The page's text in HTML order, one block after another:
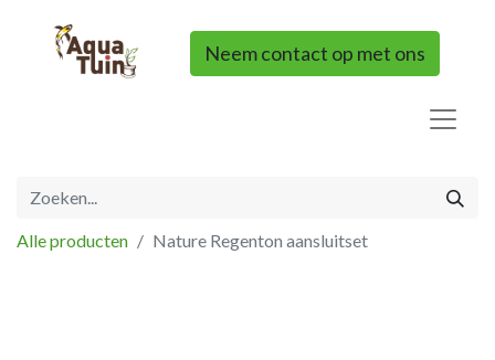
Neem contact op met ons
Alle producten Nature Regenton aansluitset